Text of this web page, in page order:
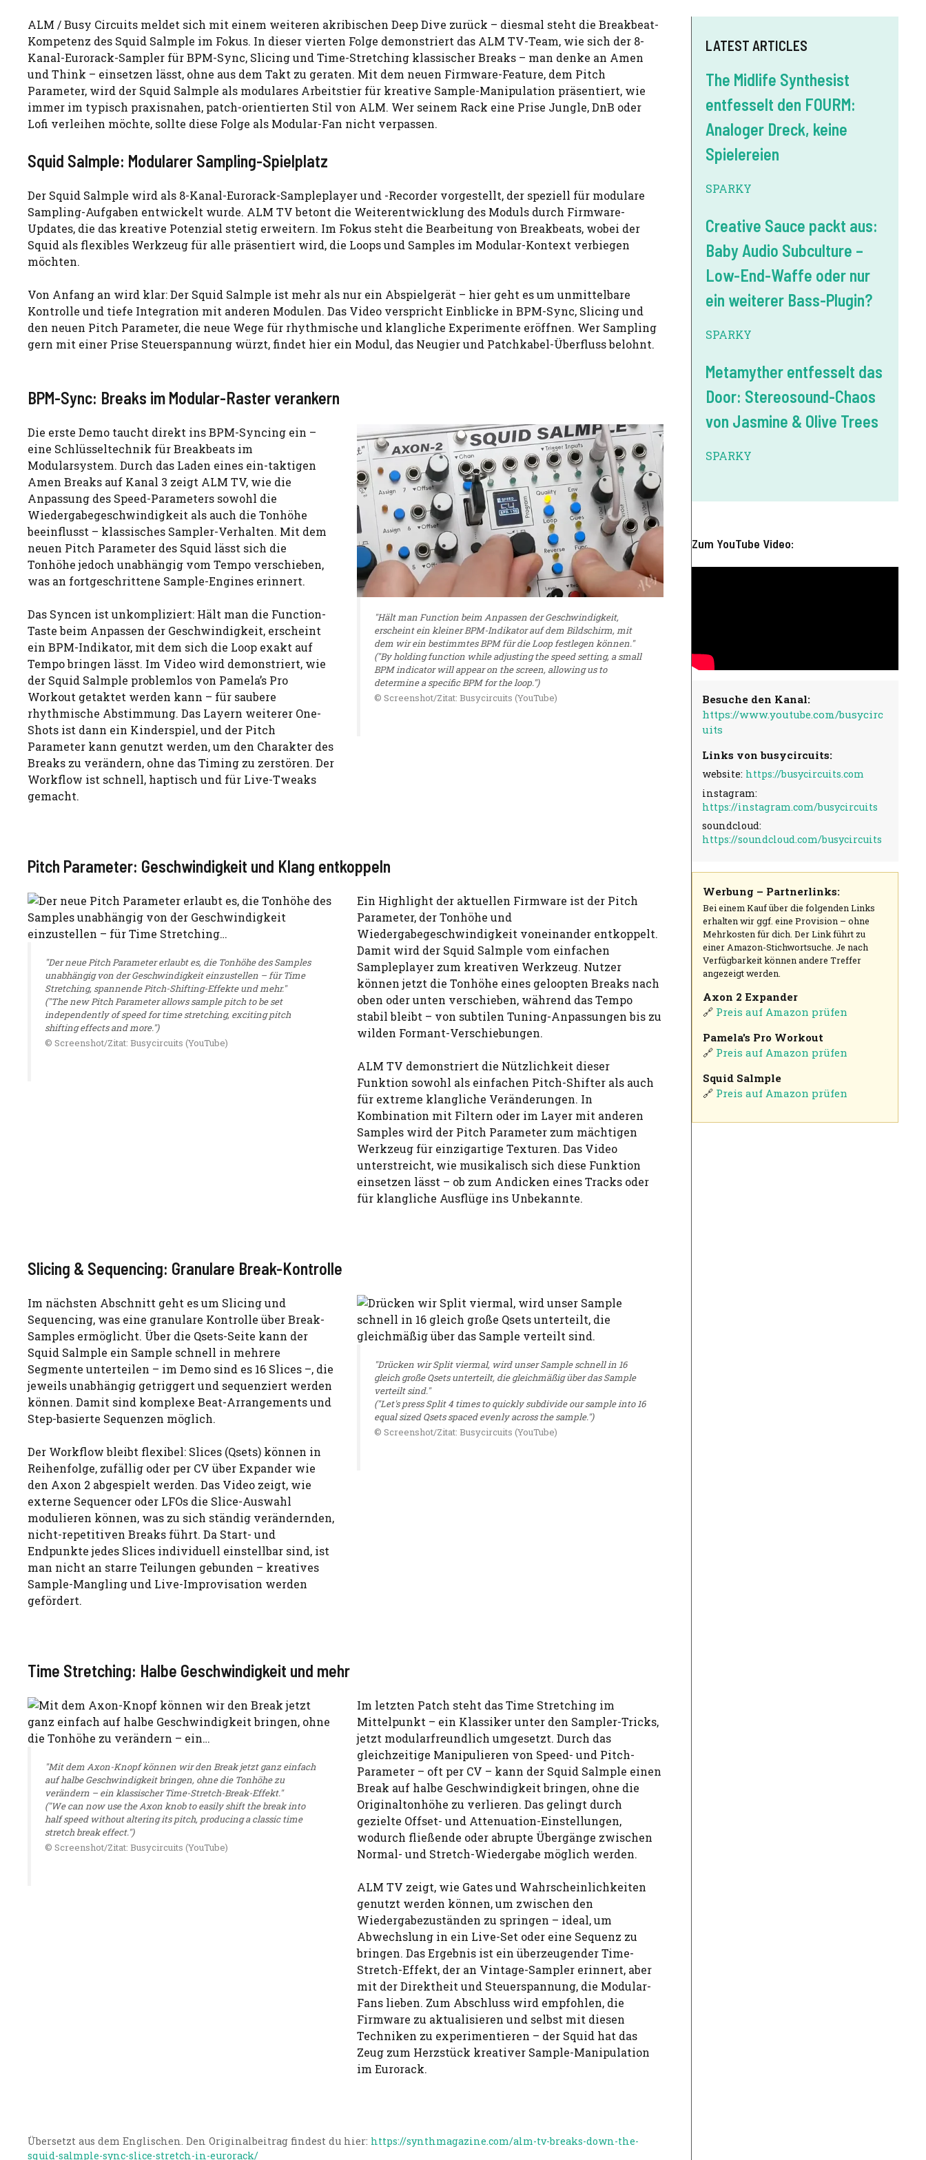
ALM / Busy Circuits meldet sich mit einem weiteren akribischen Deep Dive zurück – diesmal steht die Breakbeat-
Kompetenz des Squid Salmple im Fokus. In dieser vierten Folge demonstriert das ALM TV-Team, wie sich der 8-
Kanal-Eurorack-Sampler für BPM-Sync, Slicing und Time-Stretching klassischer Breaks – man denke an Amen
und Think – einsetzen lässt, ohne aus dem Takt zu geraten. Mit dem neuen Firmware-Feature, dem Pitch
Parameter, wird der Squid Salmple als modulares Arbeitstier für kreative Sample-Manipulation präsentiert, wie
immer im typisch praxisnahen, patch-orientierten Stil von ALM. Wer seinem Rack eine Prise Jungle, DnB oder
Lofi verleihen möchte, sollte diese Folge als Modular-Fan nicht verpassen.
Squid Salmple: Modularer Sampling-Spielplatz
Der Squid Salmple wird als 8-Kanal-Eurorack-Sampleplayer und -Recorder vorgestellt, der speziell für modulare
Sampling-Aufgaben entwickelt wurde. ALM TV betont die Weiterentwicklung des Moduls durch Firmware-
Updates, die das kreative Potenzial stetig erweitern. Im Fokus steht die Bearbeitung von Breakbeats, wobei der
Squid als flexibles Werkzeug für alle präsentiert wird, die Loops und Samples im Modular-Kontext verbiegen
möchten.
Von Anfang an wird klar: Der Squid Salmple ist mehr als nur ein Abspielgerät – hier geht es um unmittelbare
Kontrolle und tiefe Integration mit anderen Modulen. Das Video verspricht Einblicke in BPM-Sync, Slicing und
den neuen Pitch Parameter, die neue Wege für rhythmische und klangliche Experimente eröffnen. Wer Sampling
gern mit einer Prise Steuerspannung würzt, findet hier ein Modul, das Neugier und Patchkabel-Überfluss belohnt.
BPM-Sync: Breaks im Modular-Raster verankern
Die erste Demo taucht direkt ins BPM-Syncing ein –
eine Schlüsseltechnik für Breakbeats im
Modularsystem. Durch das Laden eines ein-taktigen
Amen Breaks auf Kanal 3 zeigt ALM TV, wie die
Anpassung des Speed-Parameters sowohl die
Wiedergabegeschwindigkeit als auch die Tonhöhe
beeinflusst – klassisches Sampler-Verhalten. Mit dem
neuen Pitch Parameter des Squid lässt sich die
Tonhöhe jedoch unabhängig vom Tempo verschieben,
was an fortgeschrittene Sample-Engines erinnert.
Das Syncen ist unkompliziert: Hält man die Function-
Taste beim Anpassen der Geschwindigkeit, erscheint
ein BPM-Indikator, mit dem sich die Loop exakt auf
Tempo bringen lässt. Im Video wird demonstriert, wie
der Squid Salmple problemlos von Pamela’s Pro
Workout getaktet werden kann – für saubere
rhythmische Abstimmung. Das Layern weiterer One-
Shots ist dann ein Kinderspiel, und der Pitch
Parameter kann genutzt werden, um den Charakter des
Breaks zu verändern, ohne das Timing zu zerstören. Der
Workflow ist schnell, haptisch und für Live-Tweaks
gemacht.
"Hält man Function beim Anpassen der Geschwindigkeit,
erscheint ein kleiner BPM-Indikator auf dem Bildschirm, mit
dem wir ein bestimmtes BPM für die Loop festlegen können."
("By holding function while adjusting the speed setting, a small
BPM indicator will appear on the screen, allowing us to
determine a specific BPM for the loop.")
© Screenshot/Zitat: Busycircuits (YouTube)
Pitch Parameter: Geschwindigkeit und Klang entkoppeln
"Der neue Pitch Parameter erlaubt es, die Tonhöhe des Samples
unabhängig von der Geschwindigkeit einzustellen – für Time
Stretching, spannende Pitch-Shifting-Effekte und mehr."
("The new Pitch Parameter allows sample pitch to be set
independently of speed for time stretching, exciting pitch
shifting effects and more.")
© Screenshot/Zitat: Busycircuits (YouTube)
Ein Highlight der aktuellen Firmware ist der Pitch
Parameter, der Tonhöhe und
Wiedergabegeschwindigkeit voneinander entkoppelt.
Damit wird der Squid Salmple vom einfachen
Sampleplayer zum kreativen Werkzeug. Nutzer
können jetzt die Tonhöhe eines geloopten Breaks nach
oben oder unten verschieben, während das Tempo
stabil bleibt – von subtilen Tuning-Anpassungen bis zu
wilden Formant-Verschiebungen.
ALM TV demonstriert die Nützlichkeit dieser
Funktion sowohl als einfachen Pitch-Shifter als auch
für extreme klangliche Veränderungen. In
Kombination mit Filtern oder im Layer mit anderen
Samples wird der Pitch Parameter zum mächtigen
Werkzeug für einzigartige Texturen. Das Video
unterstreicht, wie musikalisch sich diese Funktion
einsetzen lässt – ob zum Andicken eines Tracks oder
für klangliche Ausflüge ins Unbekannte.
Slicing & Sequencing: Granulare Break-Kontrolle
Im nächsten Abschnitt geht es um Slicing und
Sequencing, was eine granulare Kontrolle über Break-
Samples ermöglicht. Über die Qsets-Seite kann der
Squid Salmple ein Sample schnell in mehrere
Segmente unterteilen – im Demo sind es 16 Slices –, die
jeweils unabhängig getriggert und sequenziert werden
können. Damit sind komplexe Beat-Arrangements und
Step-basierte Sequenzen möglich.
Der Workflow bleibt flexibel: Slices (Qsets) können in
Reihenfolge, zufällig oder per CV über Expander wie
den Axon 2 abgespielt werden. Das Video zeigt, wie
externe Sequencer oder LFOs die Slice-Auswahl
modulieren können, was zu sich ständig verändernden,
nicht-repetitiven Breaks führt. Da Start- und
Endpunkte jedes Slices individuell einstellbar sind, ist
man nicht an starre Teilungen gebunden – kreatives
Sample-Mangling und Live-Improvisation werden
gefördert.
"Drücken wir Split viermal, wird unser Sample schnell in 16
gleich große Qsets unterteilt, die gleichmäßig über das Sample
verteilt sind."
("Let's press Split 4 times to quickly subdivide our sample into 16
equal sized Qsets spaced evenly across the sample.")
© Screenshot/Zitat: Busycircuits (YouTube)
Time Stretching: Halbe Geschwindigkeit und mehr
"Mit dem Axon-Knopf können wir den Break jetzt ganz einfach
auf halbe Geschwindigkeit bringen, ohne die Tonhöhe zu
verändern – ein klassischer Time-Stretch-Break-Effekt."
("We can now use the Axon knob to easily shift the break into
half speed without altering its pitch, producing a classic time
stretch break effect.")
© Screenshot/Zitat: Busycircuits (YouTube)
Im letzten Patch steht das Time Stretching im
Mittelpunkt – ein Klassiker unter den Sampler-Tricks,
jetzt modularfreundlich umgesetzt. Durch das
gleichzeitige Manipulieren von Speed- und Pitch-
Parameter – oft per CV – kann der Squid Salmple einen
Break auf halbe Geschwindigkeit bringen, ohne die
Originaltonhöhe zu verlieren. Das gelingt durch
gezielte Offset- und Attenuation-Einstellungen,
wodurch fließende oder abrupte Übergänge zwischen
Normal- und Stretch-Wiedergabe möglich werden.
ALM TV zeigt, wie Gates und Wahrscheinlichkeiten
genutzt werden können, um zwischen den
Wiedergabezuständen zu springen – ideal, um
Abwechslung in ein Live-Set oder eine Sequenz zu
bringen. Das Ergebnis ist ein überzeugender Time-
Stretch-Effekt, der an Vintage-Sampler erinnert, aber
mit der Direktheit und Steuerspannung, die Modular-
Fans lieben. Zum Abschluss wird empfohlen, die
Firmware zu aktualisieren und selbst mit diesen
Techniken zu experimentieren – der Squid hat das
Zeug zum Herzstück kreativer Sample-Manipulation
im Eurorack.
Übersetzt aus dem Englischen. Den Originalbeitrag findest du hier: https://synthmagazine.com/alm-tv-breaks-down-the-
squid-salmple-sync-slice-stretch-in-eurorack/
LATEST ARTICLES
The Midlife Synthesist
entfesselt den FOURM:
Analoger Dreck, keine
Spielereien
SPARKY
Creative Sauce packt aus:
Baby Audio Subculture –
Low-End-Waffe oder nur
ein weiterer Bass-Plugin?
SPARKY
Metamyther entfesselt das
Door: Stereosound-Chaos
von Jasmine & Olive Trees
SPARKY
Zum YouTube Video:
Besuche den Kanal:
https://www.youtube.com/busycirc
uits
Links von busycircuits:
website: https://busycircuits.com
instagram:
https://instagram.com/busycircuits
soundcloud:
https://soundcloud.com/busycircuits
Werbung – Partnerlinks:
Bei einem Kauf über die folgenden Links
erhalten wir ggf. eine Provision – ohne
Mehrkosten für dich. Der Link führt zu
einer Amazon-Stichwortsuche. Je nach
Verfügbarkeit können andere Treffer
angezeigt werden.
Axon 2 Expander
🔗 Preis auf Amazon prüfen
Pamela's Pro Workout
🔗 Preis auf Amazon prüfen
Squid Salmple
🔗 Preis auf Amazon prüfen